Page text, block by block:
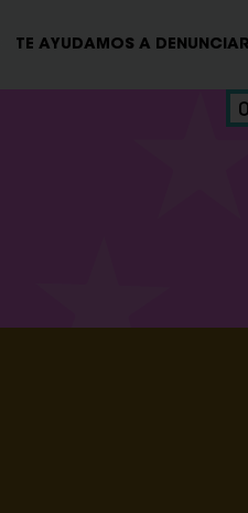
TE AYUDAMOS A DENUNCIAR